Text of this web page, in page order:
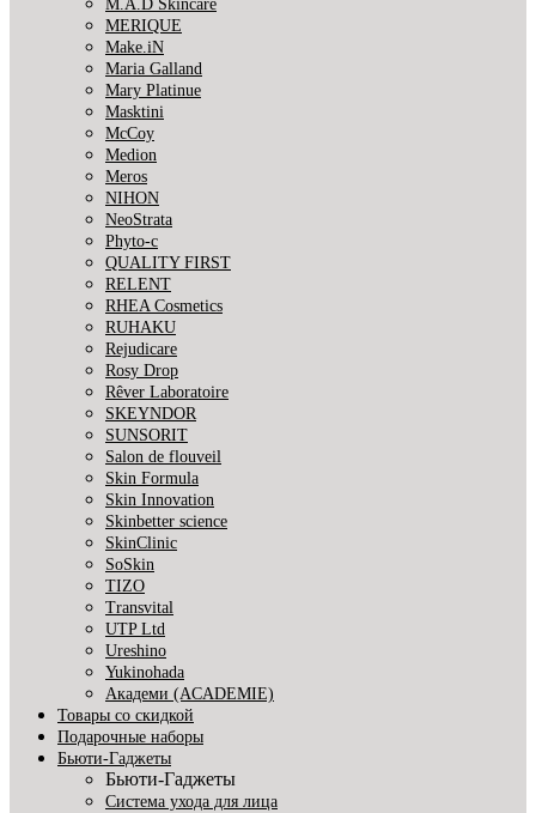
M.A.D Skincare
MERIQUE
Make.iN
Maria Galland
Mary Platinue
Masktini
McCoy
Medion
Meros
NIHON
NeoStrata
Phyto-c
QUALITY FIRST
RELENT
RHEA Cosmetics
RUHAKU
Rejudicare
Rosy Drop
Rêver Laboratoire
SKEYNDOR
SUNSORIT
Salon de flouveil
Skin Formula
Skin Innovation
Skinbetter science
SkinСlinic
SoSkin
TIZO
Transvital
UTP Ltd
Ureshino
Yukinohada
Академи (ACADEMIE)
Товары со скидкой
Подарочные наборы
Бьюти-Гаджеты
Бьюти-Гаджеты
Система ухода для лица